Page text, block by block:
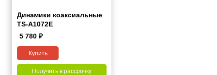
Динамики коаксиальные
TS-A1072E
5 780 ₽
Купить
Получить в рассрочку